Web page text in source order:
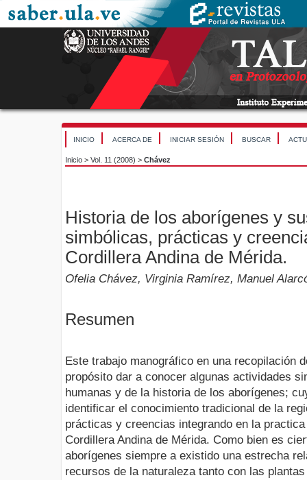
INICIO ACERCA DE INICIAR SESIÓN BUSCAR
Inicio > Vol. 11 (2008) > Chávez
Historia de los aborígenes y
simbólicas, prácticas y
Cordillera Andina de Mérida.
Ofelia Chávez, Virginia Ramírez, Manuel
Resumen
Este trabajo manográfico en una recopilación
propósito dar a conocer algunas actividades
humanas y de la historia de los aborígenes;
identificar el conocimiento tradicional de la
prácticas y creencias integrando en la
Cordillera Andina de Mérida. Como bien es
aborígenes siempre a existido una estrecha
recursos de la naturaleza tanto con las